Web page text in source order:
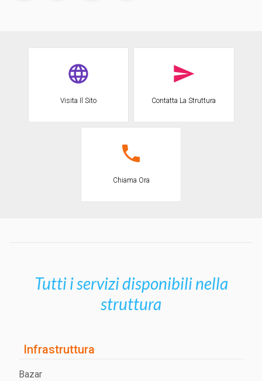
Visita Il Sito Contatta La Struttura
Chiama Ora
Tutti i servizi disponibili nella
struttura
Infrastruttura
Bazar